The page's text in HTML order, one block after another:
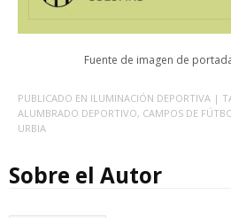
Fuente de imagen de
PUBLICADO EN ILUMINACIÓN DEPORTIVA |
ALUMBRADO DEPORTIVO, CAMPOS DE
URBIA
Sobre el Autor